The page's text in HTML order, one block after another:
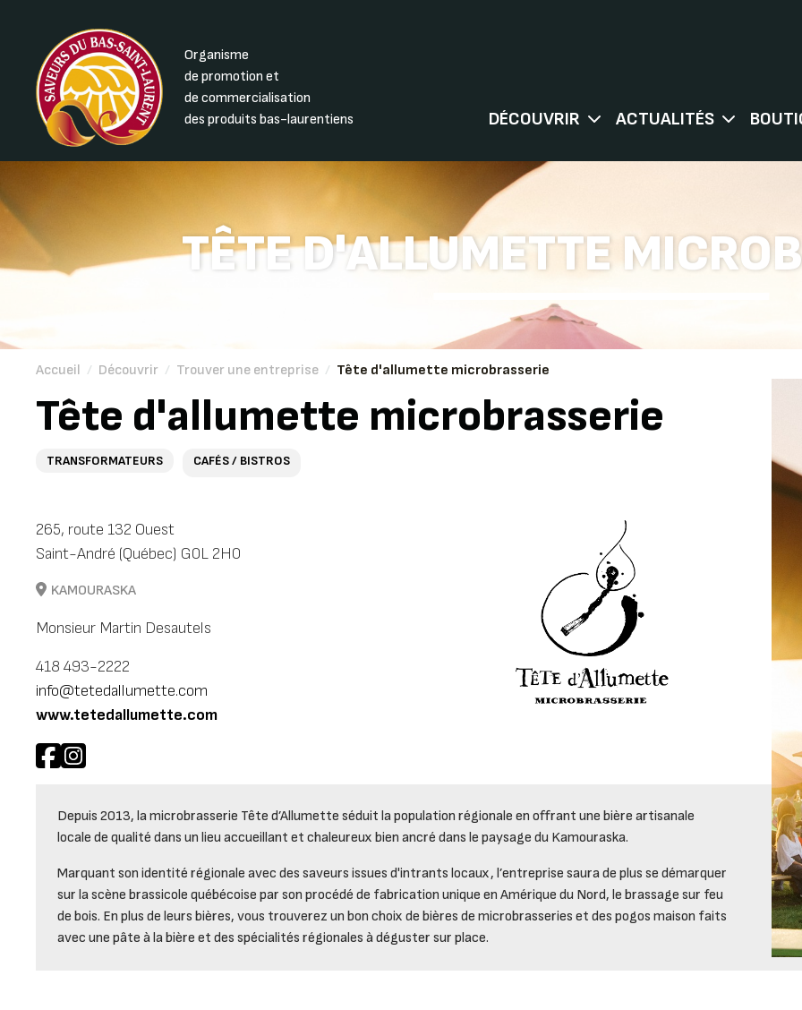
Organisme
de promotion et
de commercialisation
des produits bas-laurentiens
DÉCOUVRIR ACTUALITÉS
TÊTE D'ALLUMETTE
Accueil / Découvrir / Trouver une entreprise / Tête d'allumette microbrasserie
Tête d'allumette microbrasserie
TRANSFORMATEURS CAFÉS / BISTROS
265, route 132 Ouest
Saint-André (Québec) G0L 2H0
KAMOURASKA
Monsieur Martin Desautels
418 493-2222
info@tetedallumette.com
www.tetedallumette.com
Depuis 2013, la microbrasserie Tête d’Allumette séduit la population régionale en offrant une bière artisanale
locale de qualité dans un lieu accueillant et chaleureux bien ancré dans le paysage du Kamouraska.
Marquant son identité régionale avec des saveurs issues d'intrants locaux, l’entreprise saura de plus se démarquer
sur la scène brassicole québécoise par son procédé de fabrication unique en Amérique du Nord, le brassage sur feu
de bois. En plus de leurs bières, vous trouverez un bon choix de bières de microbrasseries et des pogos maison faits
avec une pâte à la bière et des spécialités régionales à déguster sur place.